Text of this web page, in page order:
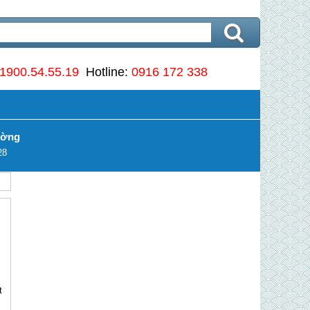
1900.54.55.19 Hotline: 0916 172 338